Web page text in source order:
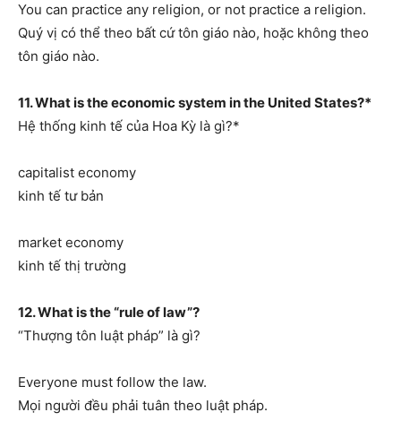
You can practice any religion, or not practice a religion.
Quý vị có thể theo bất cứ tôn giáo nào, hoặc không theo
tôn giáo nào.
11. What is the economic system in the United States?*
Hệ thống kinh tế của Hoa Kỳ là gì?*
capitalist economy
kinh tế tư bản
market economy
kinh tế thị trường
12. What is the “rule of law”?
“Thượng tôn luật pháp” là gì?
Everyone must follow the law.
Mọi người đều phải tuân theo luật pháp.